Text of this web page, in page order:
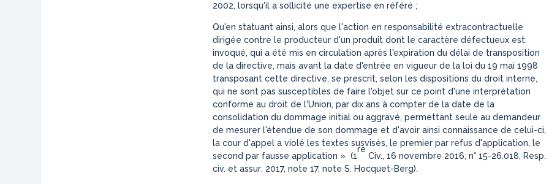
2002, lorsqu'il a sollicité une expertise en référé ;
Qu'en statuant ainsi, alors que l'action en responsabilité extracontractuelle
dirigée contre le producteur d'un produit dont le caractère défectueux est
invoqué, qui a été mis en circulation après l'expiration du délai de transposition
de la directive, mais avant la date d'entrée en vigueur de la loi du 19 mai 1998
transposant cette directive, se prescrit, selon les dispositions du droit interne,
qui ne sont pas susceptibles de faire l'objet sur ce point d'une interprétation
conforme au droit de l'Union, par dix ans à compter de la date de la
consolidation du dommage initial ou aggravé, permettant seule au demandeur
de mesurer l'étendue de son dommage et d'avoir ainsi connaissance de celui-ci,
la cour d'appel a violé les textes susvisés, le premier par refus d'application, le
second par fausse application » (1
re
Civ., 16 novembre 2016, n° 15-26.018, Resp.
civ. et assur. 2017, note 17, note S. Hocquet-Berg).